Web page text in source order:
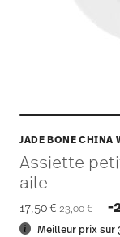
JADE BONE CHINA
Assiette
aile
17,50 € Price
23,00 € -
Meilleur prix sur